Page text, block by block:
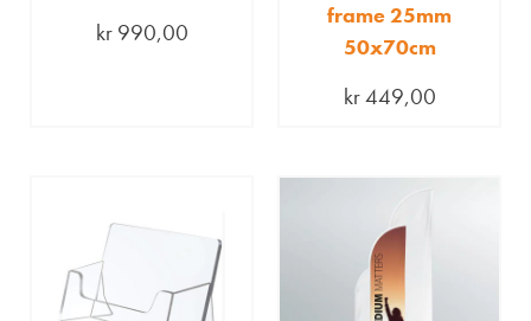
kr990,00
frame 25mm
50x70cm
kr449,00